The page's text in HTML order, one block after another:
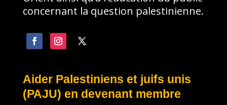
concernant la question palestinienne.
Aider Palestiniens et juifs unis
(PAJU) en devenant membre